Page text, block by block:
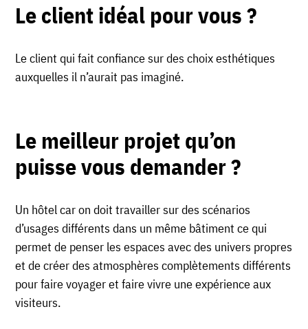
Le client idéal pour vous ?
Le client qui fait confiance sur des choix esthétiques
auxquelles il n’aurait pas imaginé.
Le meilleur projet qu’on
puisse vous demander ?
Un hôtel car on doit travailler sur des scénarios
d’usages différents dans un même bâtiment ce qui
permet de penser les espaces avec des univers propres
et de créer des atmosphères complètements différents
pour faire voyager et faire vivre une expérience aux
visiteurs.